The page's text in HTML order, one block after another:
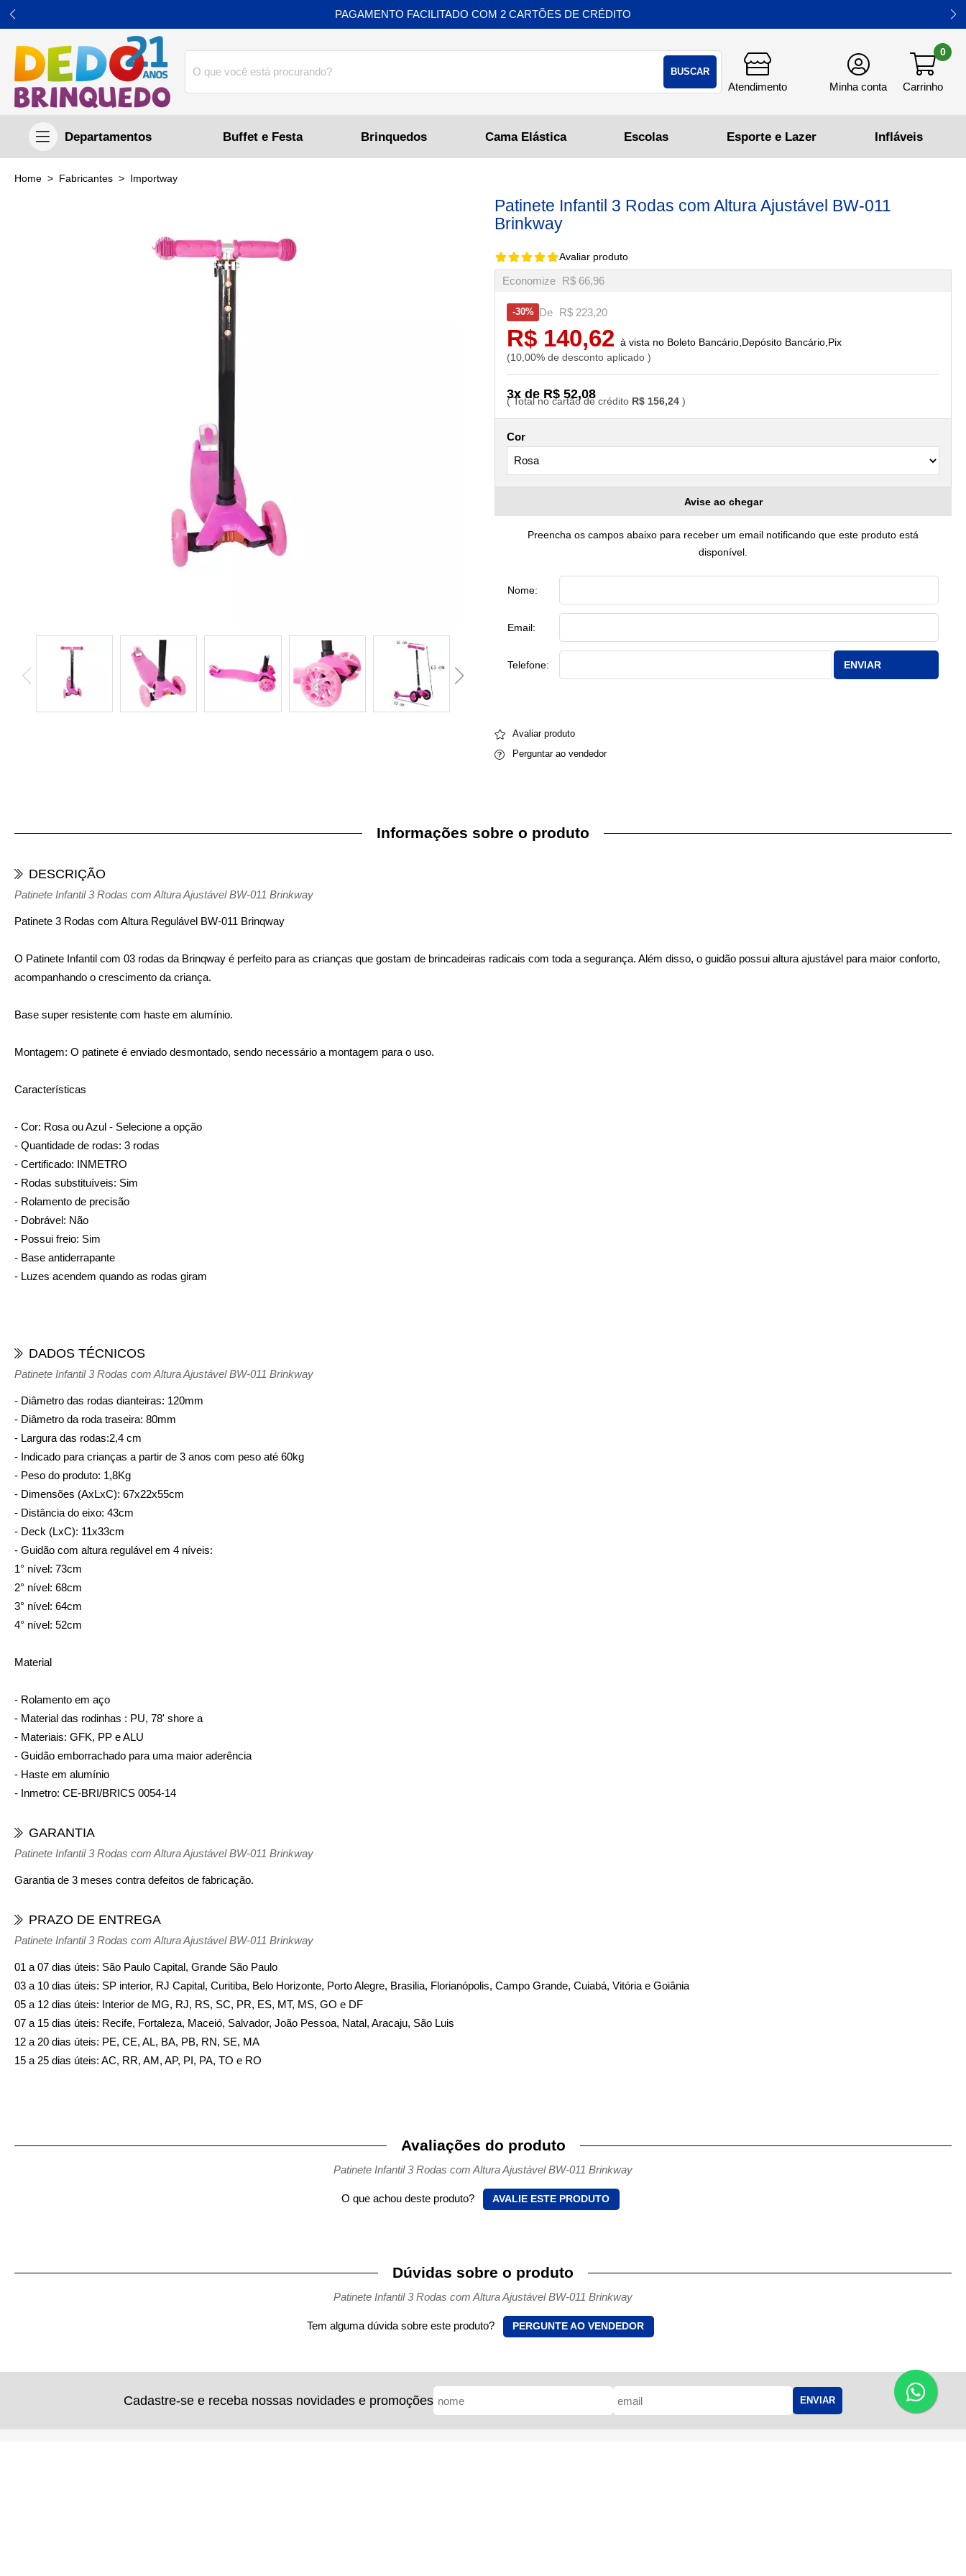
BUSCAR
0
Buffet e Festa Brinquedos Cama Elástica
PAGAMENTO FACILITADO COM 2 CARTÕES DE CRÉDITO
home Fabricantes importway
Patinete Infantil 3 Rodas com Altura Ajustável BW-011
Brinkway
Avaliar produto
De R$ 223,20
R$ 156,24
Economize R$ 66,96
30%
3x de R$ 52,08
R$ 140,62
10,00% de desconto aplicado
Boleto Bancário,Depósito Bancário,Pix
Cor
Avise ao chegar
Preencha os campos abaixo para receber um email notificando que este produto está
disponível.
Nome:
Email:
Telefone: ENVIAR
Avaliar produto
Perguntar ao vendedor
Informações sobre o produto
DESCRIÇÃO
Patinete Infantil 3 Rodas com Altura Ajustável BW-011 Brinkway
Patinete 3 Rodas com Altura Regulável BW-011 Brinqway
O Patinete Infantil com 03 rodas da Brinqway é perfeito para as crianças que gostam de brincadeiras radicais com toda a segurança. Além disso, o guidão possui altura ajustável para maior conforto,
acompanhando o crescimento da criança.
Base super resistente com haste em alumínio.
Montagem: O patinete é enviado desmontado, sendo necessário a montagem para o uso.
Características
- Cor: Rosa ou Azul - Selecione a opção
- Quantidade de rodas: 3 rodas
- Certificado: INMETRO
- Rodas substituíveis: Sim
- Rolamento de precisão
- Dobrável: Não
- Possui freio: Sim
- Base antiderrapante
- Luzes acendem quando as rodas giram
DADOS TÉCNICOS
Patinete Infantil 3 Rodas com Altura Ajustável BW-011 Brinkway
- Diâmetro das rodas dianteiras: 120mm
- Diâmetro da roda traseira: 80mm
- Largura das rodas:2,4 cm
- Indicado para crianças a partir de 3 anos com peso até 60kg
- Peso do produto: 1,8Kg
- Dimensões (AxLxC): 67x22x55cm
- Distância do eixo: 43cm
- Deck (LxC): 11x33cm
- Guidão com altura regulável em 4 níveis:
1° nível: 73cm
2° nível: 68cm
3° nível: 64cm
4° nível: 52cm
Material
- Rolamento em aço
- Material das rodinhas : PU, 78' shore a
- Materiais: GFK, PP e ALU
- Guidão emborrachado para uma maior aderência
- Haste em alumínio
- Inmetro: CE-BRI/BRICS 0054-14
GARANTIA
Patinete Infantil 3 Rodas com Altura Ajustável BW-011 Brinkway
Garantia de 3 meses contra defeitos de fabricação.
PRAZO DE ENTREGA
Patinete Infantil 3 Rodas com Altura Ajustável BW-011 Brinkway
01 a 07 dias úteis: São Paulo Capital, Grande São Paulo
03 a 10 dias úteis: SP interior, RJ Capital, Curitiba, Belo Horizonte, Porto Alegre, Brasilia, Florianópolis, Campo Grande, Cuiabá, Vitória e Goiânia
05 a 12 dias úteis: Interior de MG, RJ, RS, SC, PR, ES, MT, MS, GO e DF
07 a 15 dias úteis: Recife, Fortaleza, Maceió, Salvador, João Pessoa, Natal, Aracaju, São Luis
12 a 20 dias úteis: PE, CE, AL, BA, PB, RN, SE, MA
15 a 25 dias úteis: AC, RR, AM, AP, PI, PA, TO e RO
Avaliações do produto
Patinete Infantil 3 Rodas com Altura Ajustável BW-011 Brinkway
O que achou deste produto? AVALIE ESTE PRODUTO
Dúvidas sobre o produto
Patinete Infantil 3 Rodas com Altura Ajustável BW-011 Brinkway
Tem alguma dúvida sobre este produto? PERGUNTE AO VENDEDOR
Cadastre-se e receba nossas novidades e promoções ENVIAR